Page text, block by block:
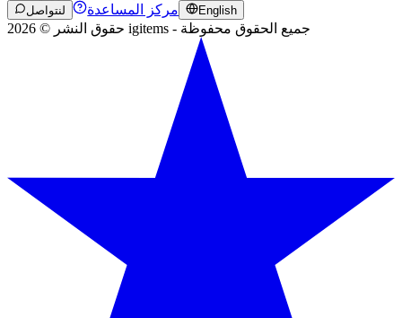
لنتواصل مركز المساعدة English
حقوق النشر © 2026 igitems - جميع الحقوق محفوظة